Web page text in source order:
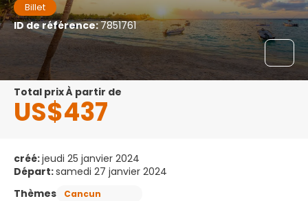
Billet
ID de référence:7851761
Total prix À partir de
US$437
créé:jeudi 25 janvier 2024
Départ:samedi 27 janvier 2024
Thèmes
Cancun